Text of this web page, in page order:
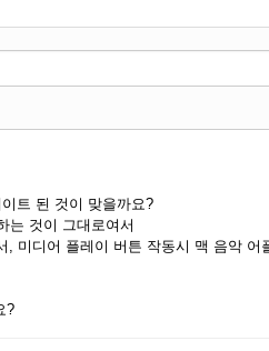
트 된 것이 맞을까요?
는 것이 그대로여서
, 미디어 플레이 버튼 작동시 맥 음악 어
?